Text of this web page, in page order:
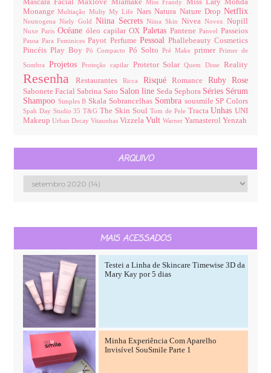
Miss Frandy
MonangeMultiação Multy My Life NarsNatura Nature DropNetflix
Neutrogena Niely Gold Niina SecretsNiina SkinNiveaNovexNupill
Nuxe Paris Océane óleo capilarOXPaletasPantenePanvelPasseios
Pausa Para FeminicesPayot Perfume PessoalPhallebeauty Cosmetics
Pincéis Play Boy Pó Compacto Pó SoltoPré MakeprimerPrimer de
Sombra Projetos Proteção capilar Protetor SolarQuem DisseReality
ResenhaRestaurantes Ricca RisquéRomance Ruby Rose
Sabonete Facial Sabrina Sato Salon line Seda Sephora Séries Sérum
Shampoo Simples B Skala Sobrancelhas Sombra sousmile SP Colors
Spah Day Studio 35T&GThe Skin Soul Tom de Pele TractaUnhasUNI
Makeup Urban Decay Vitaunhas Vizzela Vult Warner Yamasterol Yenzah
ARQUIVO
MAIS ACESSADOS
Testei a Linha de Skincare Timewise 3D da
Mary Kay por 5 dias
Minha Experiência Com Aparelho
Invisível SouSmile Parte 1